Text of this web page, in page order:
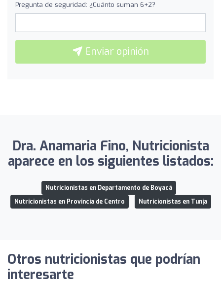
Pregunta de seguridad: ¿Cuánto suman 6+2?
Enviar opinión
Dra. Anamaria Fino, Nutricionista
aparece en los siguientes listados:
Nutricionistas en Departamento de Boyacá
Nutricionistas en Provincia de Centro
Nutricionistas en Tunja
Otros nutricionistas que podrían
interesarte